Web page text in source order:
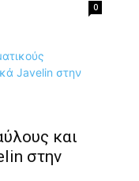
0
και
στην